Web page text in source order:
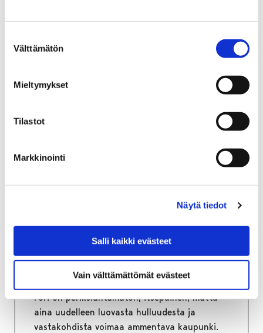
valinta
Välttämätön
Mieltymykset
Tilastot
Markkinointi
Näytä tiedot
Salli kaikki evästeet
Vain välttämättömät evästeet
Etusivu
Etusivu
Kasvatus ja koulutus
Opiskelijan Pori
Uramahdollisuudet
Uramahdollisuudet
Pori on periksiantamaton, itsepäinen, mutta
aina uudelleen luovasta hulluudesta ja
vastakohdista voimaa ammentava kaupunki.